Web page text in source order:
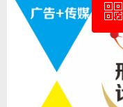
QQ客服
ꀥ